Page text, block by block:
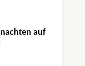
auf